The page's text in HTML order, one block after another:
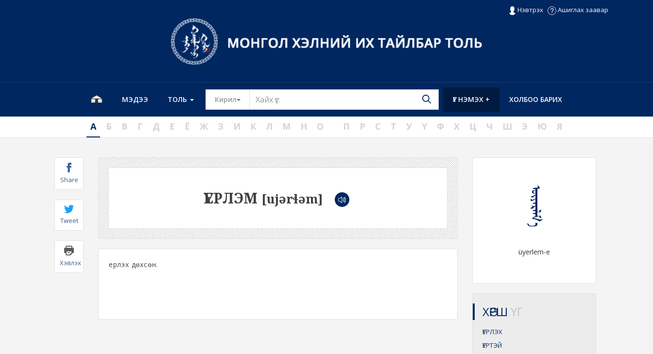
Нэвтрэх Ашиглах заавар
МЭДЭЭ ТОЛЬ Кирил Toggle Dropdown ХОЛБОО БАРИХ
ҮГ НЭМЭХ +
А Б В Г Д Е Ё Ж З И К Л М Н О П Р С Т У Ү Ф Х Ц Ч Ш Э Ю Я
Share
Tweet
Хэвлэх
ҮЕРЛЭМ [ujərɬəm]
Үерлэх дөхсөн.
ᠦᠶᠡᠷᠯᠡᠮ᠎ᠡ
üyerlem-e
ХӨРШ ҮГ
ҮЕРЛЭХ
ҮЕРТЭЙ